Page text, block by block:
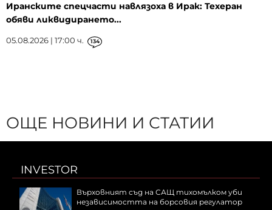
Иранските спецчасти навлязоха в Ирак: Техеран
обяви ликвидирането...
05.08.2026 | 17:00 ч. 134
ОЩЕ НОВИНИ И СТАТИИ
INVESTOR
Върховният съд на САЩ тихомълком уби
независимостта на борсовия регулатор